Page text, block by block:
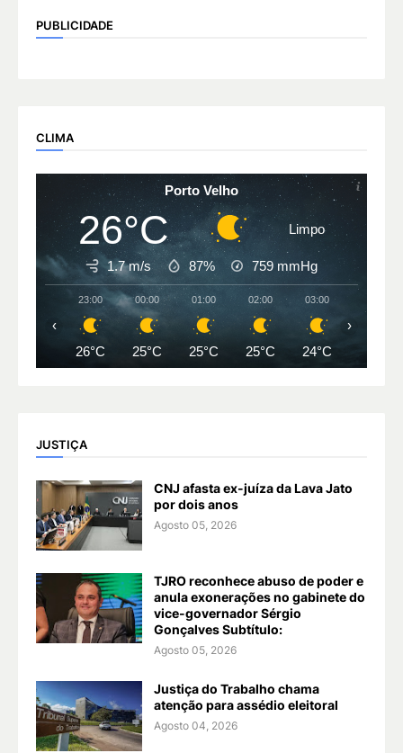
PUBLICIDADE
CLIMA
Porto Velho
26°C Limpo
1.7 m/s 87% 759 mmHg
23:00
26°C
00:00
25°C
01:00
25°C
02:00
25°C
03:00
24°C
‹ ›
JUSTIÇA
CNJ afasta ex-juíza da Lava Jato
por dois anos
Agosto 05, 2026
TJRO reconhece abuso de poder e
anula exonerações no gabinete do
vice-governador Sérgio
Gonçalves Subtítulo:
Agosto 05, 2026
Justiça do Trabalho chama
atenção para assédio eleitoral
Agosto 04, 2026